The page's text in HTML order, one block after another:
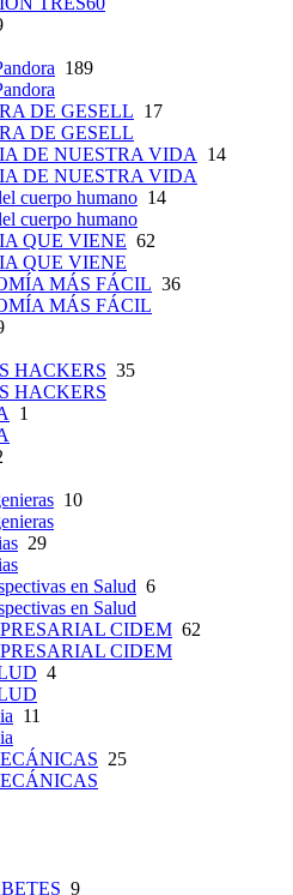
189
DE GESELL 17
DE GESELL
DE NUESTRA VIDA 14
DE NUESTRA VIDA
cuerpo humano 14
cuerpo humano
QUE VIENE 62
QUE VIENE
MÁS FÁCIL 36
MÁS FÁCIL
HACKERS 35
HACKERS
1
10
29
en Salud 6
en Salud
CIDEM 62
CIDEM
4
11
25
9